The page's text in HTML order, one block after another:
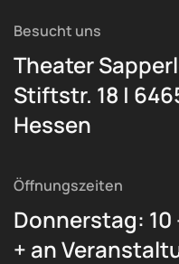
Besucht uns
Theater
Stiftstr. 18 |
Hessen
Öffnungszeiten
Donnerstag: 10
+ an